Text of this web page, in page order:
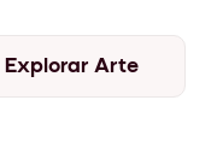
Explorar Arte